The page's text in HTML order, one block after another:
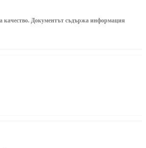
качество. Документът съдържа информация